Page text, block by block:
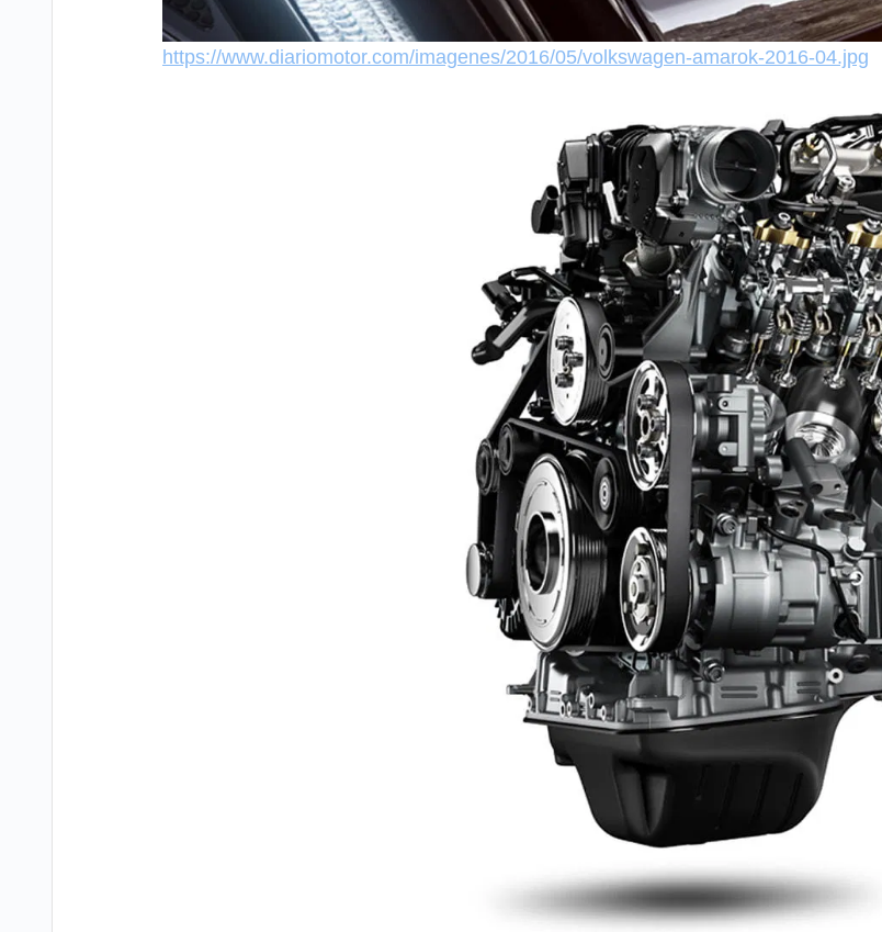
https://www.diariomotor.com/imagenes/2016/05/volkswagen-amarok-2016-04.jpg